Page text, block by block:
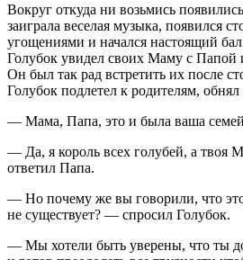
Вокруг откуда ни возьмись
заиграла веселая музыка, появился
угощениями и начался настоящий
Голубок увидел своих Маму с
Он был так рад встретить их после
Голубок подлетел к родителям,
— Мама, Папа, это и была ваша
— Да, я король всех голубей, а
ответил Папа.
— Но почему же вы говорили, что
не существует? — спросил Голубок.
— Мы хотели быть уверены, что ты